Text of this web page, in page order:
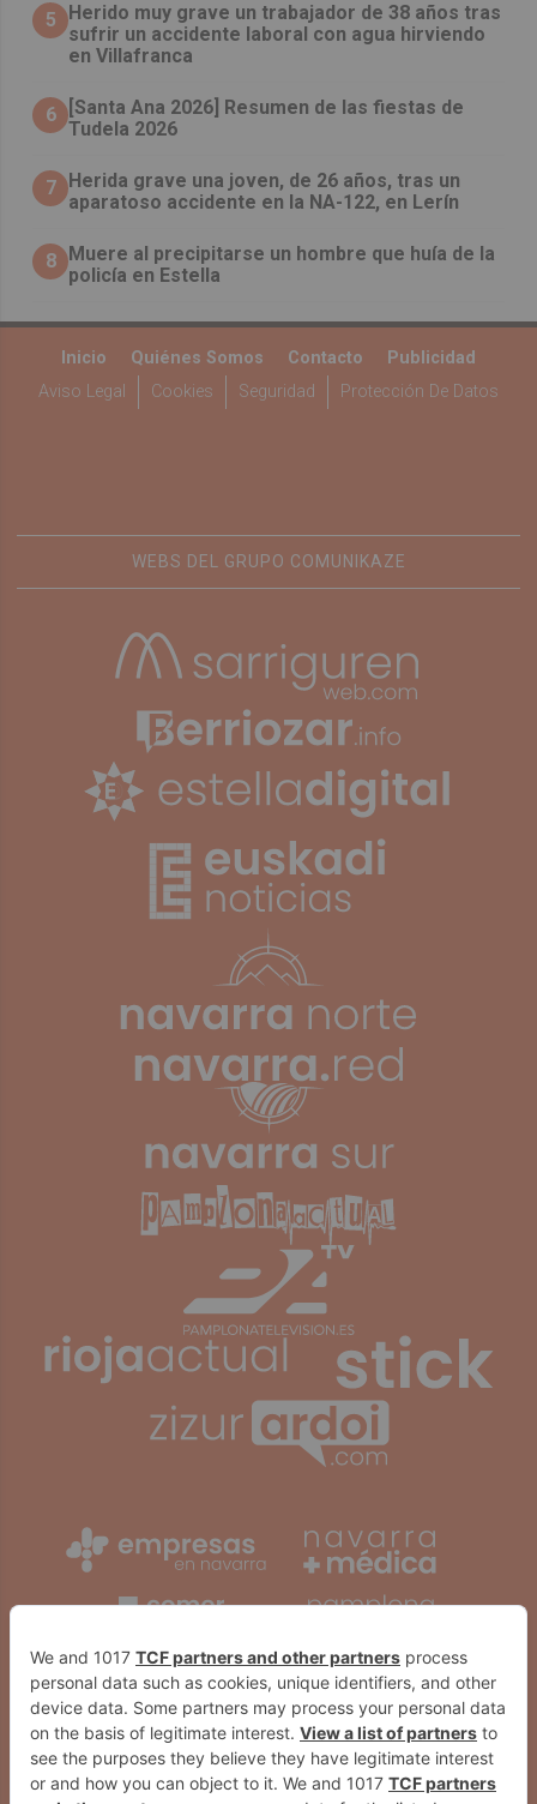
5
Herido muy grave un trabajador de 38 años tras
sufrir un accidente laboral con agua hirviendo
en Villafranca
6
[Santa Ana 2026] Resumen de las fiestas de
Tudela 2026
7 Herida grave una joven, de 26 años, tras un
aparatoso accidente en la NA-122, en Lerín
8 Muere al precipitarse un hombre que huía de la
policía en Estella
Inicio Quiénes Somos Contacto
Publicidad
Aviso Legal
Cookies Seguridad Protección De Datos
WEBS DEL GRUPO COMUNIKAZE